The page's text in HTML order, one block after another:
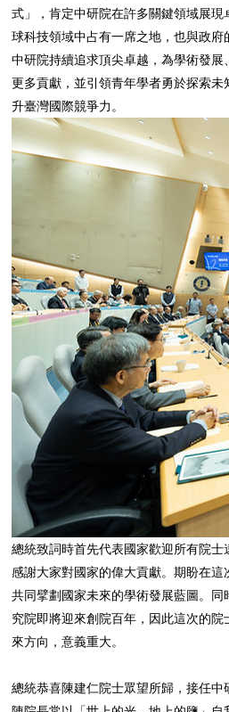
式」，肯定中研院在許多關鍵領域展
球科技領域中占有一席之地，也與政
中研院持續追求頂尖卓越，為學術發
更多貢獻，並引領青年學者勇於探索
升臺灣國際競爭力。
總統致詞時首先代表國家歡迎所有院
感謝大家對國家的偉大貢獻。期盼在
共同擘劃國家未來的學術發展藍圖。
究院即將迎來創院百年，因此這次的
來方向，意義重大。
總統恭喜陳建仁院士眾望所歸，接任中